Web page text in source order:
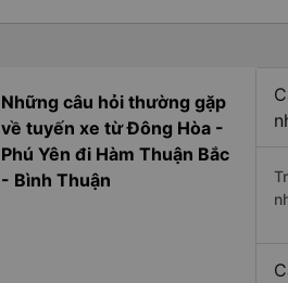
Những câu hỏi thường gặp
về tuyến xe từ Đông Hòa -
Phú Yên đi Hàm Thuận Bắc
- Bình Thuận